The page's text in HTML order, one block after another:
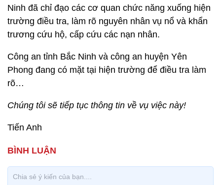
Ninh đã chỉ đạo các cơ quan chức năng xuống hiện
trường điều tra, làm rõ nguyên nhân vụ nổ và khẩn
trương cứu hộ, cấp cứu các nạn nhân.
Công an tỉnh Bắc Ninh và công an huyện Yên
Phong đang có mặt tại hiện trường để điều tra làm
rõ…
Chúng tôi sẽ tiếp tục thông tin về vụ việc này!
Tiến Anh